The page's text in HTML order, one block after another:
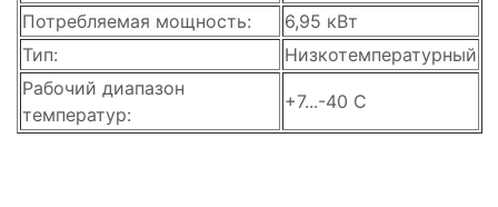
Потребляемая мощность:
6,95 кВт
Тип:
Низкотемпературный
Рабочий диапазон
температур:
+7...-40 C